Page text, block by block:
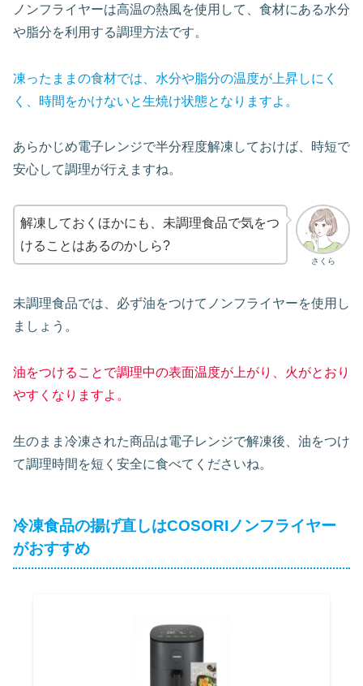
ノンフライヤーは高温の熱風を使用して、食材にある水分
や脂分を利用する調理方法です。
凍ったままの食材では、水分や脂分の温度が上昇しにく
く、時間をかけないと生焼け状態となりますよ。
あらかじめ電子レンジで半分程度解凍しておけば、時短で
安心して調理が行えますね。
さくら
解凍しておくほかにも、未調理食品で気をつ
けることはあるのかしら?
未調理食品では、必ず油をつけてノンフライヤーを使用し
ましょう。
油をつけることで調理中の表面温度が上がり、火がとおり
やすくなりますよ。
生のまま冷凍された商品は電子レンジで解凍後、油をつけ
て調理時間を短く安全に食べてくださいね。
冷凍食品の揚げ直しはCOSORIノンフライヤー
がおすすめ